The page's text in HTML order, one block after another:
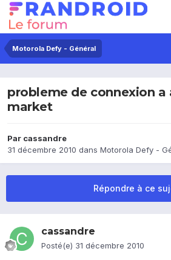
Motorola Defy - Général
probleme de connexion a
market
Par cassandre
31 décembre 2010 dans Motorola Defy -
Répondre à ce
cassandre
Posté(e) 31 décembre 2010